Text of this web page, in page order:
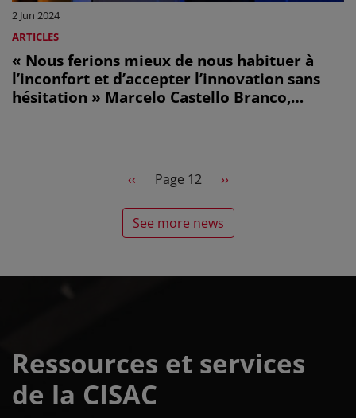
2 Jun 2024
ARTICLES
« Nous ferions mieux de nous habituer à
l’inconfort et d’accepter l’innovation sans
hésitation » Marcelo Castello Branco,
PaginationPrevious page
‹‹ Page 12 Next page
››
See more news
Ressources et services
de la CISAC